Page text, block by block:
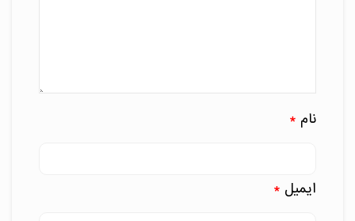
نام *
ایمیل *